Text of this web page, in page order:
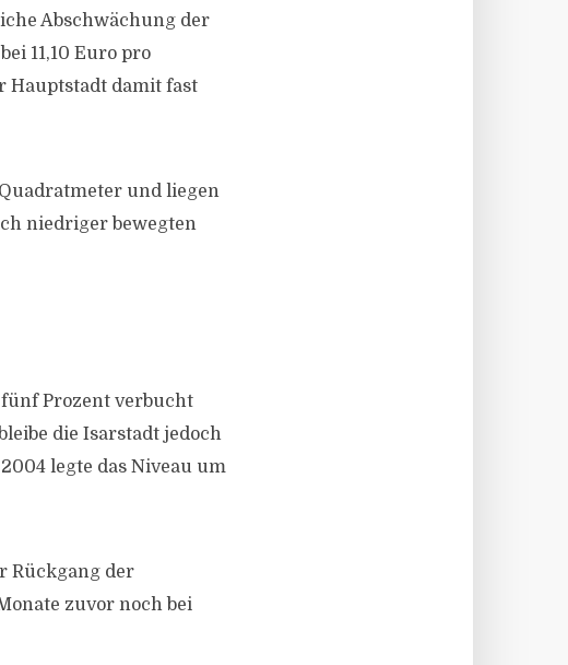
Abschwächung der
11,10 Euro pro
Hauptstadt damit fast
und liegen
niedriger bewegten
Prozent verbucht
die Isarstadt jedoch
legte das Niveau um
Rückgang der
zuvor noch bei